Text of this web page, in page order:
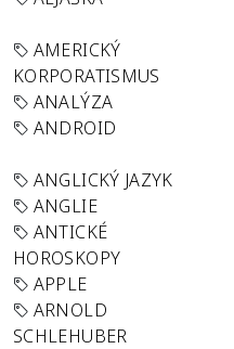
AMERICKÝ
KORPORATISMUS
ANALÝZA
ANDROID
ANGLICKÝ JAZYK
ANGLIE
ANTICKÉ
HOROSKOPY
APPLE
ARNOLD
SCHLEHUBER